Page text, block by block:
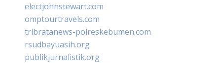
electjohnstewart.com
omptourtravels.com
tribratanews-polreskebumen.com
rsudbayuasih.org
publikjurnalistik.org